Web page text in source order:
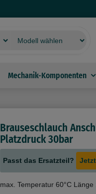
Mechanik-Komponenten
Brauseschlauch
Platzdruck 30bar
Passt das Ersatzteil?
max. Temperatur 60°C